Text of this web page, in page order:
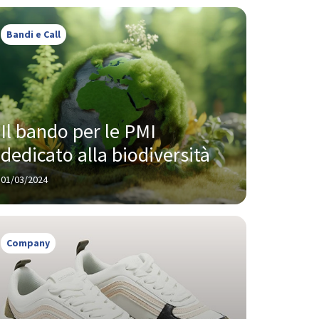
Bandi e Call
Il bando per le PMI
dedicato alla biodiversità
01/03/2024
Company